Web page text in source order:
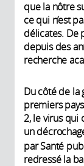
que la nôtre
ce qui n’est
délicates. De
depuis des
recherche
Du côté de la
premiers
2, le virus qui
un
par Santé
redressé la